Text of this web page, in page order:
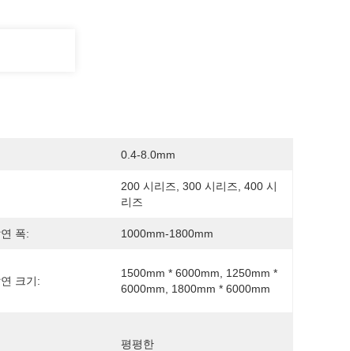
0.4-8.0mm
200 시리즈, 300 시리즈, 400 시
리즈
폭: 1000mm-1800mm
크기:
1500mm * 6000mm, 1250mm *
6000mm, 1800mm * 6000mm
평평한